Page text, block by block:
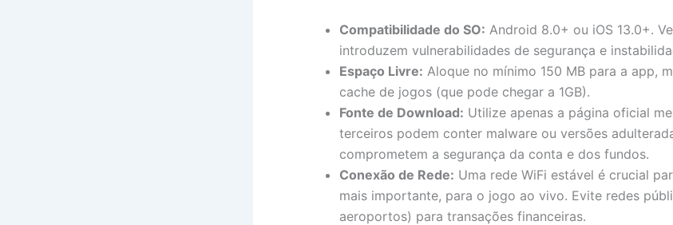
Compatibilidade do SO: Android 8.0+ ou iOS 13.0+.
introduzem vulnerabilidades de segurança e
Espaço Livre: Aloque no mínimo 150 MB para a app,
cache de jogos (que pode chegar a 1GB).
Fonte de Download: Utilize apenas a página oficial
terceiros podem conter malware ou versões
comprometem a segurança da conta e dos fundos.
Conexão de Rede: Uma rede WiFi estável é crucial
mais importante, para o jogo ao vivo. Evite redes
aeroportos) para transações financeiras.